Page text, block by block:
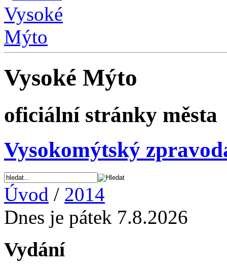
Vysoké Mýto
oficiální stránky města
Vysokomýtský
Úvod / 2014
Dnes je pátek 7.8.2026
Vydání